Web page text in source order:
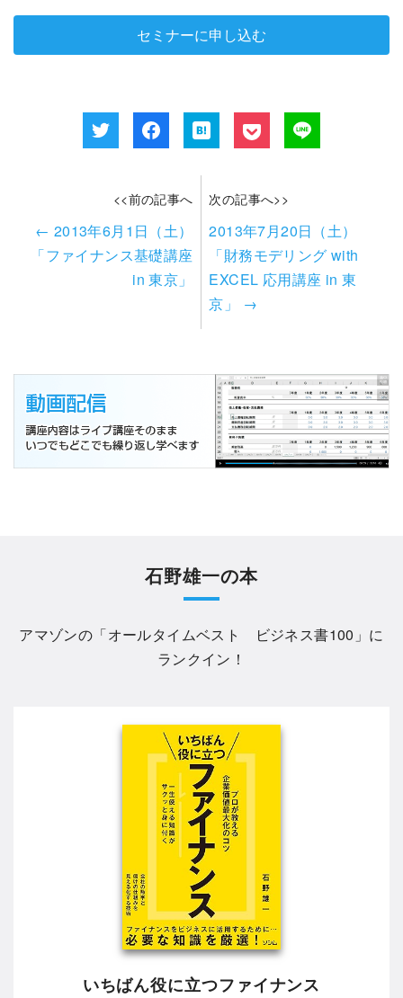
<<前の記事へ
← 2013年6月1日（土）
「ファイナンス基礎講座
in 東京」
次の記事へ>>
2013年7月20日（土）
「財務モデリング with
EXCEL 応用講座 in 東
京」
→
石野雄一の本
アマゾンの「オールタイムベスト ビジネス書100 」に
ランクイン！
いちばん役に立つファイナンス